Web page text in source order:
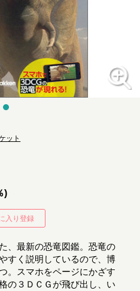
ット
)
入り登録
、最新の恐竜図鑑。恐竜の
すく説明しているので、博
。スマホをページにかざす
の３ＤＣＧが飛び出し、い